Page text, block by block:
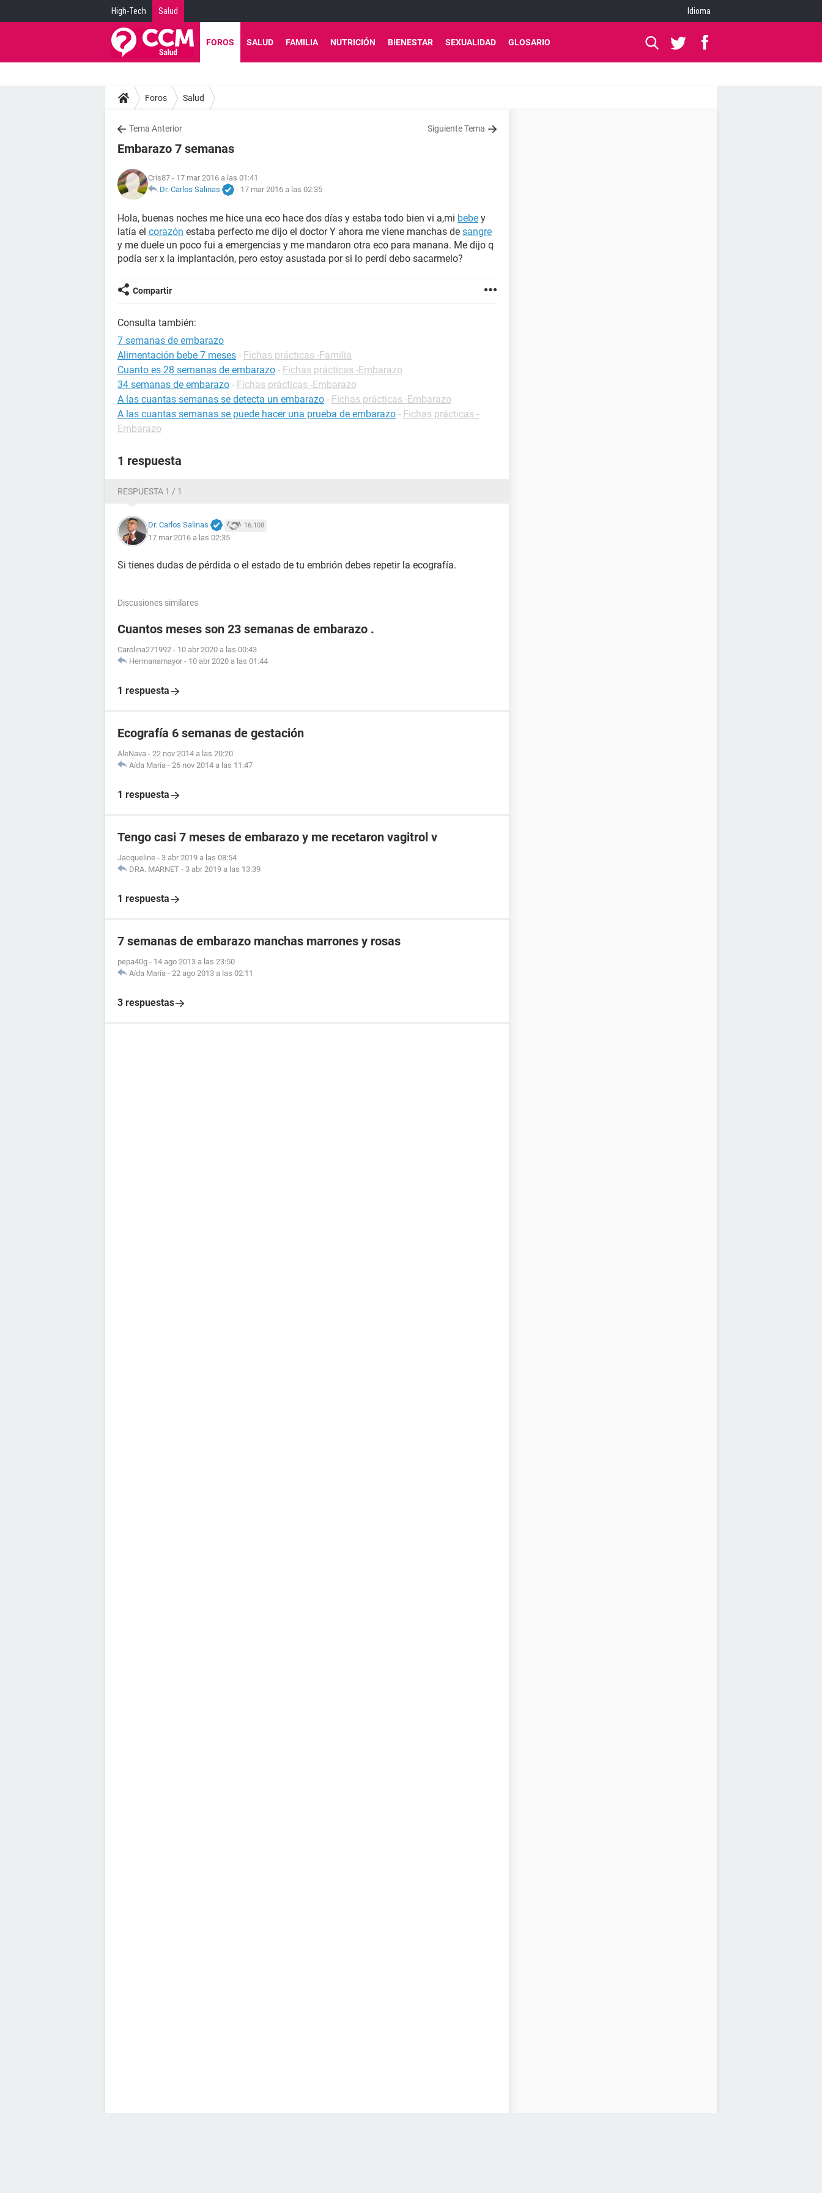
High-Tech Salud Idioma
FOROS SALUD FAMILIA NUTRICIÓN BIENESTAR SEXUALIDAD GLOSARIO
Foros Salud
Tema Anterior Siguiente Tema
Embarazo 7 semanas
Cris87 - 17 mar 2016 a las 01:41
Dr. Carlos Salinas
- 17 mar 2016 a las 02:35
Hola, buenas noches me hice una eco hace dos días y estaba todo bien vi a,mi bebe y
latía el corazón estaba perfecto me dijo el doctor Y ahora me viene manchas de sangre
y me duele un poco fui a emergencias y me mandaron otra eco para manana. Me dijo q
podía ser x la implantación, pero estoy asustada por si lo perdí debo sacarmelo?
Compartir
Consulta también:
7 semanas de embarazo
Alimentación bebe 7 meses - Fichas prácticas -Familia
Cuanto es 28 semanas de embarazo - Fichas prácticas -Embarazo
34 semanas de embarazo - Fichas prácticas -Embarazo
A las cuantas semanas se detecta un embarazo - Fichas prácticas -Embarazo
A las cuantas semanas se puede hacer una prueba de embarazo - Fichas prácticas -
Embarazo
1 respuesta
RESPUESTA 1 / 1
Dr. Carlos Salinas 16.108
17 mar 2016 a las 02:35
Si tienes dudas de pérdida o el estado de tu embrión debes repetir la ecografía.
Discusiones similares
Cuantos meses son 23 semanas de embarazo .
Carolina271992 - 10 abr 2020 a las 00:43
Hermanamayor - 10 abr 2020 a las 01:44
1 respuesta
Ecografía 6 semanas de gestación
AleNava - 22 nov 2014 a las 20:20
Aída María - 26 nov 2014 a las 11:47
1 respuesta
Tengo casi 7 meses de embarazo y me recetaron vagitrol v
Jacqueline - 3 abr 2019 a las 08:54
DRA. MARNET - 3 abr 2019 a las 13:39
1 respuesta
7 semanas de embarazo manchas marrones y rosas
pepa40g - 14 ago 2013 a las 23:50
Aída María - 22 ago 2013 a las 02:11
3 respuestas